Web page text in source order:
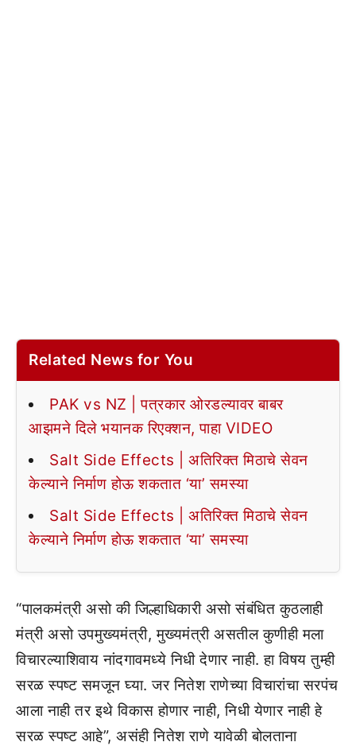
Related News for You
PAK vs NZ | पत्रकार ओरडल्यावर बाबर
आझमने दिले भयानक रिएक्शन, पाहा VIDEO
Salt Side Effects | अतिरिक्त मिठाचे सेवन
केल्याने निर्माण होऊ शकतात ‘या’ समस्या
Salt Side Effects | अतिरिक्त मिठाचे सेवन
केल्याने निर्माण होऊ शकतात ‘या’ समस्या
“पालकमंत्री असो की जिल्हाधिकारी असो संबंधित कुठलाही
मंत्री असो उपमुख्यमंत्री, मुख्यमंत्री असतील कुणीही मला
विचारल्याशिवाय नांदगावमध्ये निधी देणार नाही. हा विषय तुम्ही
सरळ स्पष्ट समजून घ्या. जर नितेश राणेच्या विचारांचा सरपंच
आला नाही तर इथे विकास होणार नाही, निधी येणार नाही हे
सरळ स्पष्ट आहे”, असंही नितेश राणे यावेळी बोलताना